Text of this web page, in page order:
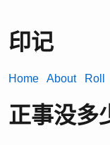
印记
Home About Roll
正事没多